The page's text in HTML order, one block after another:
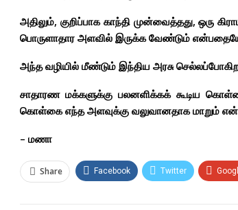
அதிலும், குறிப்பாக காந்தி முன்வைத்தது, ஒரு
பொருளாதார அளவில் இருக்க வேண்டும் என்பதையே
அந்த வழியில் மீண்டும் இந்திய அரசு
சாதாரண மக்களுக்கு பலனளிக்கக் கூடிய
கொள்கை எந்த அளவுக்கு வலுவானதாக மாறும்
– மணா
Share Facebook Twitter